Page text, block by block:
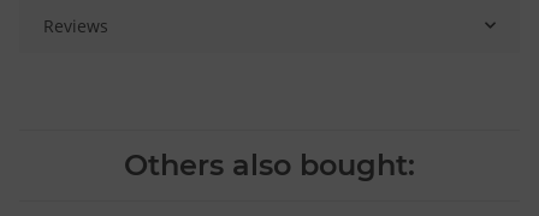
Reviews
Others also bought: